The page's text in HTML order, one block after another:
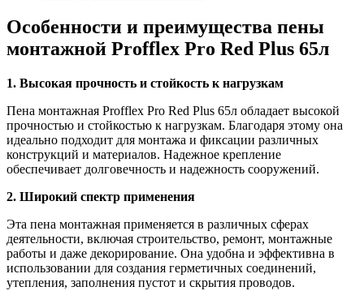
Особенности и преимущества пены
монтажной Profflex Pro Red Plus 65л
1. Высокая прочность и стойкость к нагрузкам
Пена монтажная Profflex Pro Red Plus 65л обладает высокой
прочностью и стойкостью к нагрузкам. Благодаря этому она
идеально подходит для монтажа и фиксации различных
конструкций и материалов. Надежное крепление
обеспечивает долговечность и надежность сооружений.
2. Широкий спектр применения
Эта пена монтажная применяется в различных сферах
деятельности, включая строительство, ремонт, монтажные
работы и даже декорирование. Она удобна и эффективна в
использовании для создания герметичных соединений,
утепления, заполнения пустот и скрытия проводов.